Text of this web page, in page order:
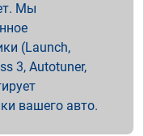
Мы
(Launch,
3, Autotuner,
вашего авто.